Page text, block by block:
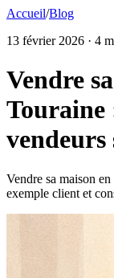
Accueil/Blog
13 février 2026 · 4
Vendre
Touraine
vendeurs
Vendre sa maison
exemple client et